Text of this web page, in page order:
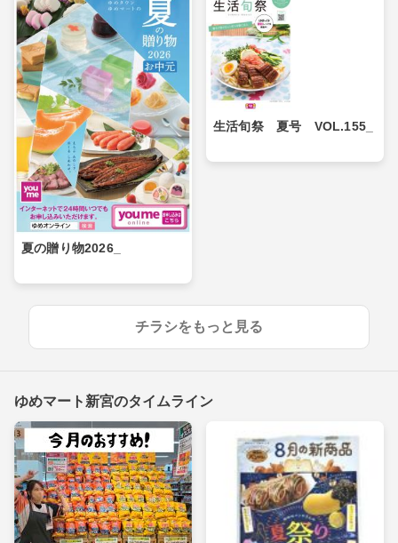
夏の贈り物2026_
生活旬祭 夏号 VOL.155_
チラシをもっと見る
ゆめマート新宮のタイムライン